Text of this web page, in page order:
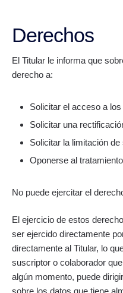
Derechos
El Titular le informa que
derecho a:
Solicitar el acceso a
Solicitar una
Solicitar la limitación
Oponerse al
No puede ejercitar el
El ejercicio de estos
ser ejercido directamente
directamente al Titular, lo
suscriptor o colaborador
algún momento, puede